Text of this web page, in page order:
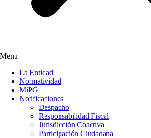
Menu
La Entidad
Normatividad
MiPG
Notificaciones
Despacho
Responsabilidad Fiscal
Jurisdicción Coactiva
Participación Ciudadana